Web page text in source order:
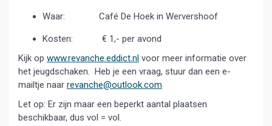
Waar: Café De Hoek in Wervershoof
Kosten: € 1,- per avond
Kijk op www.revanche.eddict.nl voor meer informatie over
het jeugdschaken. Heb je een vraag, stuur dan een e-
mailtje naar revanche@outlook.com
Let op: Er zijn maar een beperkt aantal plaatsen
beschikbaar, dus vol = vol.